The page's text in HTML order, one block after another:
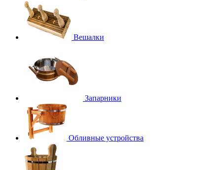
Вешалки
Запарники
Обливные устройства